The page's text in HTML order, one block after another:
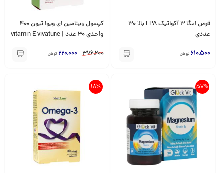
قرص امگا 3 آکواتیک EPA بالا 30
عددی
610,500 تومان
کپسول ویتامین ای ویوا تیون 400
واحدی 30 عدد | vitamin E vivatune
376,200
220,000 تومان
57%
18%